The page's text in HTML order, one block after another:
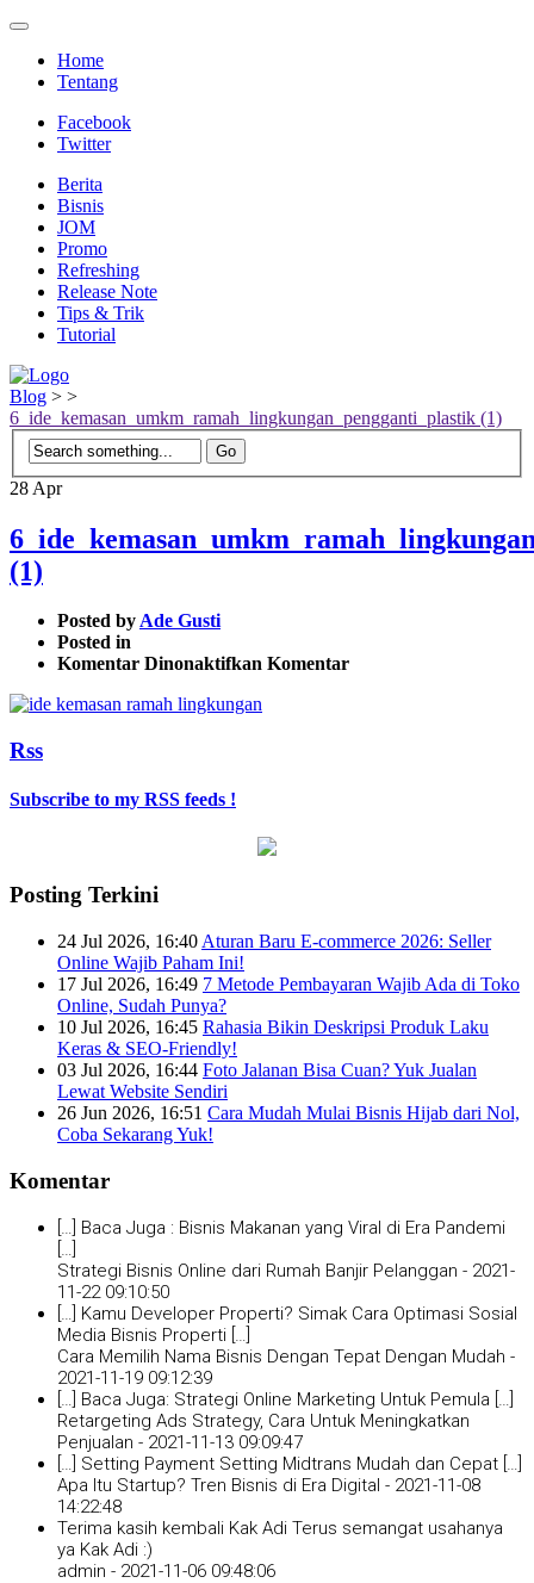
Home
Tentang
Facebook
Twitter
Berita
Bisnis
JOM
Promo
Refreshing
Release Note
Tips & Trik
Tutorial
Blog > >
6_ide_kemasan_umkm_ramah_lingkungan_pengganti_plastik (1)
28 Apr
(1)
Posted byAde Gusti
Posted in
Komentar Dinonaktifkan pada
(1)
Komentar
Rss
Subscribe to my RSS feeds !
Posting Terkini
24 Jul 2026, 16:40 Aturan Baru E-commerce 2026: Seller
Online Wajib Paham Ini!
17 Jul 2026, 16:49 7 Metode Pembayaran Wajib Ada di Toko
Online, Sudah Punya?
10 Jul 2026, 16:45 Rahasia Bikin Deskripsi Produk Laku
Keras & SEO-Friendly!
03 Jul 2026, 16:44 Foto Jalanan Bisa Cuan? Yuk Jualan
Lewat Website Sendiri
26 Jun 2026, 16:51 Cara Mudah Mulai Bisnis Hijab dari Nol,
Coba Sekarang Yuk!
Komentar
[…] Baca Juga : Bisnis Makanan yang Viral di Era Pandemi
Strategi Bisnis Online dari Rumah Banjir Pelanggan - 2021-
11-22 09:10:50
[…] Kamu Developer Properti? Simak Cara Optimasi Sosial
Media Bisnis Properti […]
Cara Memilih Nama Bisnis Dengan Tepat Dengan Mudah -
2021-11-19 09:12:39
[…] Baca Juga: Strategi Online Marketing Untuk Pemula […]
Retargeting Ads Strategy, Cara Untuk Meningkatkan
Penjualan - 2021-11-13 09:09:47
[…] Setting Payment Setting Midtrans Mudah dan Cepat […]
Apa Itu Startup? Tren Bisnis di Era Digital - 2021-11-08
14:22:48
Terima kasih kembali Kak Adi Terus semangat usahanya
ya Kak Adi :)
admin - 2021-11-06 09:48:06